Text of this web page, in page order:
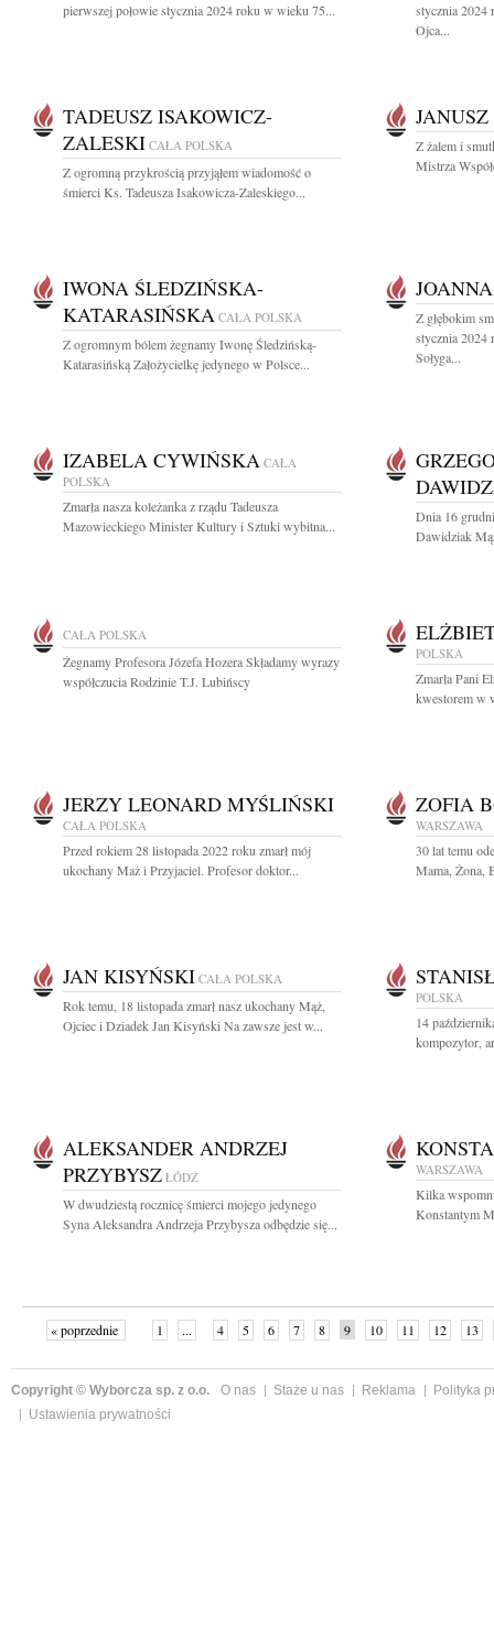
pierwszej połowie stycznia 2024 roku w wieku 75...
stycznia 2024
Ojca...
TADEUSZ ISAKOWICZ-
ZALESKI CAŁA POLSKA
Z ogromną przykrością przyjąłem wiadomość o
śmierci Ks. Tadeusza Isakowicza-Zaleskiego...
Z żalem i
Mistrza
IWONA ŚLEDZIŃSKA-
KATARASIŃSKA CAŁA POLSKA
Z ogromnym bólem żegnamy Iwonę Śledzińską-
Katarasińską Założycielkę jedynego w Polsce...
JOANNA
Z głębokim
stycznia 2024
Sołyga...
IZABELA CYWIŃSKA CAŁA
POLSKA
Zmarła nasza koleżanka z rządu Tadeusza
Mazowieckiego Minister Kultury i Sztuki wybitna...
Dnia 16
Dawidziak
CAŁA POLSKA
Żegnamy Profesora Józefa Hozera Składamy wyrazy
współczucia Rodzinie T.J. Lubińscy
POLSKA
Zmarła Pani
kwestorem w
JERZY LEONARD MYŚLIŃSKI
CAŁA POLSKA
Przed rokiem 28 listopada 2022 roku zmarł mój
ukochany Maż i Przyjaciel. Profesor doktor...
ZOFIA
WARSZAWA
30 lat temu
Mama, Żona,
JAN KISYŃSKI CAŁA POLSKA
Rok temu, 18 listopada zmarł nasz ukochany Mąż,
Ojciec i Dziadek Jan Kisyński Na zawsze jest w...
POLSKA
14
kompozytor,
ALEKSANDER ANDRZEJ
PRZYBYSZ ŁÓDŹ
W dwudziestą rocznicę śmierci mojego jedynego
Syna Aleksandra Andrzeja Przybysza odbędzie się...
WARSZAWA
Kilka
Konstantym
« poprzednie 1 ... 4 5 6 7 8 9 10 11 12 13
Copyright © Wyborcza sp. z o.o. O nas Staże u nas Reklama
Polityka
Ustawienia prywatności